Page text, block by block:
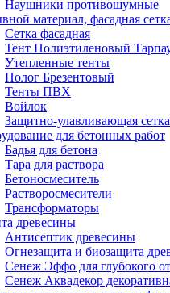
Наушники противошумные
материал, фасадная
Сетка фасадная
Тент Полиэтиленовый
Утепленные тенты
Полог Брезентовый
Тенты ПВХ
Войлок
Защитно-улавливающая
для бетонных работ
Бадья для бетона
Тара для раствора
Бетоносмеситель
Растворосмесители
Трансформаторы
древесины
Антисептик древесины
Огнезащита и биозащита
Сенеж Эффо для глубокого
Сенеж Аквадекор